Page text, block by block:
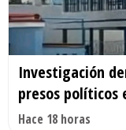
Investigación
presos políticos
Hace 18 horas